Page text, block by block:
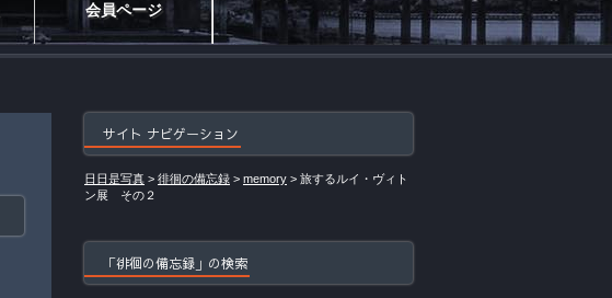
会員ページ
サイト ナビゲーション
日日是写真 > 徘徊の備忘録 > memory > 旅するルイ・ヴィト
ン展 その２
「徘徊の備忘録」の検索